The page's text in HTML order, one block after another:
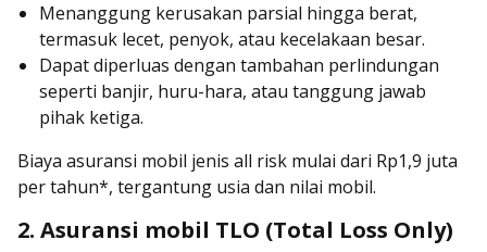
Menanggung kerusakan parsial hingga berat,
termasuk lecet, penyok, atau kecelakaan besar.
Dapat diperluas dengan tambahan perlindungan
seperti banjir, huru-hara, atau tanggung jawab
pihak ketiga.
Biaya asuransi mobil jenis all risk mulai dari Rp1,9 juta
per tahun*, tergantung usia dan nilai mobil.
2. Asuransi mobil TLO (Total Loss Only)